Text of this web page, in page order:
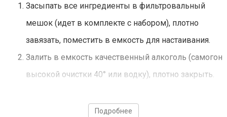
Засыпать все ингредиенты в фильтровальный
мешок (идет в комплекте с набором), плотно
завязать, поместить в емкость для настаивания.
Залить в емкость качественный алкоголь (самогон
высокой очистки 40° или водку), плотно закрыть.
Подробнее